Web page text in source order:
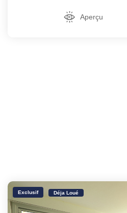
Aperçu
Exclusif Déja Loué